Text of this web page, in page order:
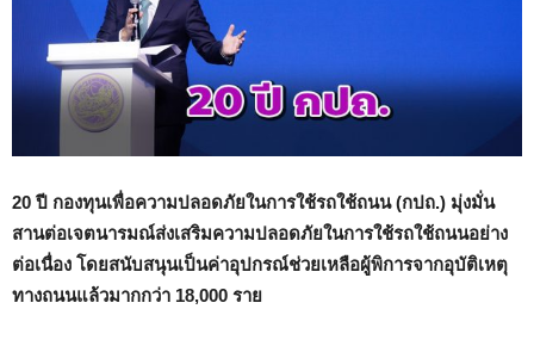
20 ปี กองทุนเพื่อความปลอดภัยในการใช้รถใช้ถนน (กปถ.) มุ่งมั่น
สานต่อเจตนารมณ์ส่งเสริมความปลอดภัยในการใช้รถใช้ถนนอย่าง
ต่อเนื่อง โดยสนับสนุนเป็นค่าอุปกรณ์ช่วยเหลือผู้พิการจากอุบัติเหตุ
ทางถนนแล้วมากกว่า 18,000 ราย